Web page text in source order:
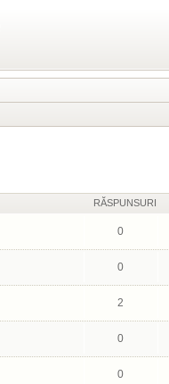
RĂSPUNSURI
0
0
2
0
0